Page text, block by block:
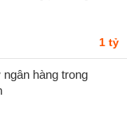
1 tỷ
hàng trong